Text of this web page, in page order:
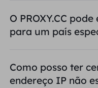
O PROXY.CC
para um país
Como posso ter
endereço IP não